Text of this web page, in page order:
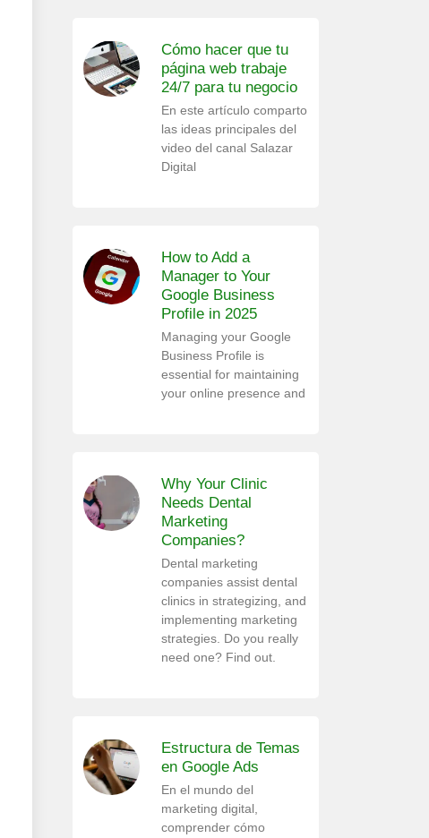
Cómo hacer que tu
página web trabaje
24/7 para tu negocio
En este artículo comparto
las ideas principales del
video del canal Salazar
Digital
How to Add a
Manager to Your
Google Business
Profile in 2025
Managing your Google
Business Profile is
essential for maintaining
your online presence and
Why Your Clinic
Needs Dental
Marketing
Companies?
Dental marketing
companies assist dental
clinics in strategizing, and
implementing marketing
strategies. Do you really
need one? Find out.
Estructura de Temas
en Google Ads
En el mundo del
marketing digital,
comprender cómo